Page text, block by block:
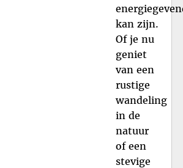
kan zijn.
Of je nu
geniet
van een
rustige
wandeling
in de
natuur
of een
stevige